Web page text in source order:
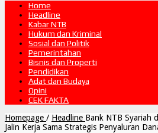
Home
Headline
Kabar NTB
Hukum dan Kriminal
Sosial dan Politik
Pemerintahan
Bisnis dan Properti
Pendidikan
Adat dan Budaya
Opini
CEK FAKTA
Homepage / Headline Bank NTB Syariah
Jalin Kerja Sama Strategis Penyaluran